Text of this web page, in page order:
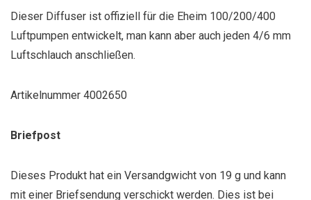
Dieser Diffuser ist offiziell für die Eheim 100/200/400
Luftpumpen entwickelt, man kann aber auch jeden 4/6 mm
Luftschlauch anschließen.
Artikelnummer 4002650
Briefpost
Dieses Produkt hat ein Versandgwicht von 19 g und kann
mit einer Briefsendung verschickt werden. Dies ist bei